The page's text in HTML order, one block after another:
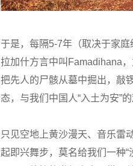
于是，每隔5-7年（取决于家
拉加什方言中叫Famadihana，
把先人的尸骸从墓中掘出，敲
态，与我们中国人“入土为安”
只见空地上黄沙漫天、音乐雷
起即兴舞步，莫名给我们一种